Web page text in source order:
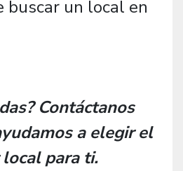
buscar un local en
Contáctanos
a elegir el
para ti.